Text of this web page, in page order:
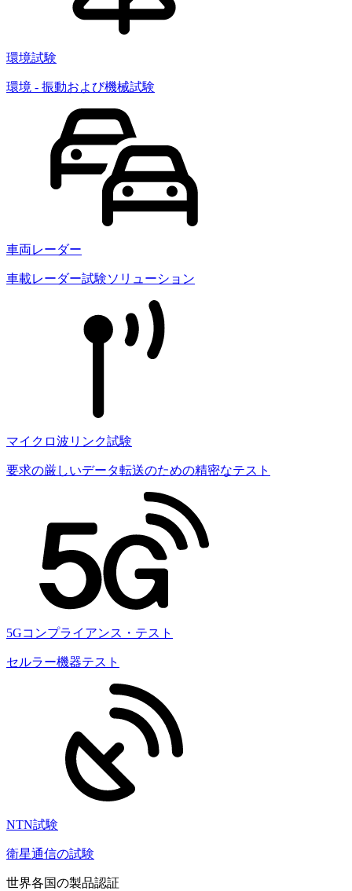
環境試験
環境 - 振動および機械試験
車両レーダー
車載レーダー試験ソリューション
マイクロ波リンク試験
要求の厳しいデータ転送のための精密なテスト
5Gコンプライアンス・テスト
セルラー機器テスト
NTN試験
衛星通信の試験
世界各国の製品認証